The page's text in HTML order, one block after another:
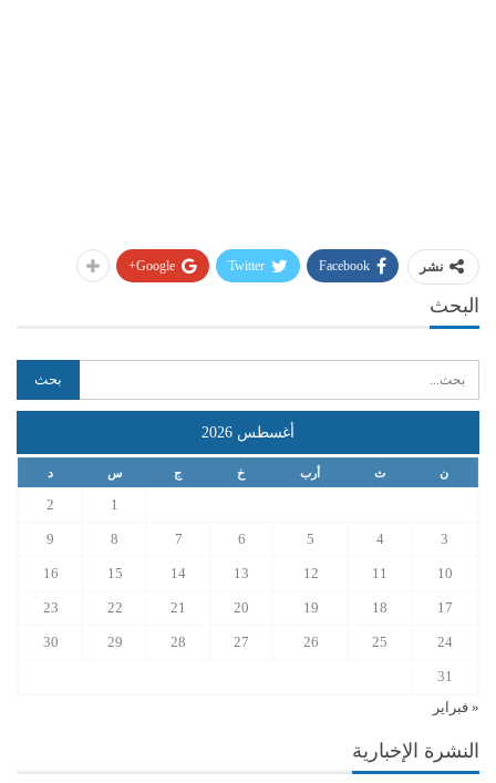
نشر Facebook
Twitter
Google+
البحث
أغسطس 2026
ن ث أرب خ ج س د
1
2
3
4
5
6
7
8
9
10
11
12
13
14
15
16
17
18
19
20
21
22
23
24
25
26
27
28
29
30
31
« فبراير
النشرة الإخبارية